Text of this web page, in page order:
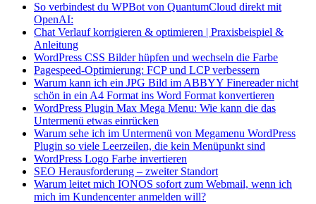
So verbindest du WPBot von QuantumCloud direkt mit
OpenAI:
Chat Verlauf korrigieren & optimieren | Praxisbeispiel &
Anleitung
WordPress CSS Bilder hüpfen und wechseln die Farbe
Pagespeed-Optimierung: FCP und LCP verbessern
Warum kann ich ein JPG Bild im ABBYY Finereader nicht
schön in ein A4 Format ins Word Format konvertieren
WordPress Plugin Max Mega Menu: Wie kann die das
Untermenü etwas einrücken
Warum sehe ich im Untermenü von Megamenu WordPress
Plugin so viele Leerzeilen, die kein Menüpunkt sind
WordPress Logo Farbe invertieren
SEO Herausforderung – zweiter Standort
Warum leitet mich IONOS sofort zum Webmail, wenn ich
mich im Kundencenter anmelden will?